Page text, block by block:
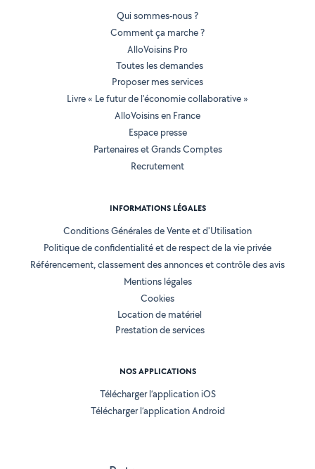
Qui sommes-nous ?
Comment ça marche ?
AlloVoisins Pro
Toutes les demandes
Proposer mes services
Livre « Le futur de l'économie collaborative »
AlloVoisins en France
Espace presse
Partenaires et Grands Comptes
Recrutement
INFORMATIONS LÉGALES
Conditions Générales de Vente et d'Utilisation
Politique de confidentialité et de respect de la vie privée
Référencement, classement des annonces et contrôle des avis
Mentions légales
Cookies
Location de matériel
Prestation de services
NOS APPLICATIONS
Télécharger l’application iOS
Télécharger l’application Android